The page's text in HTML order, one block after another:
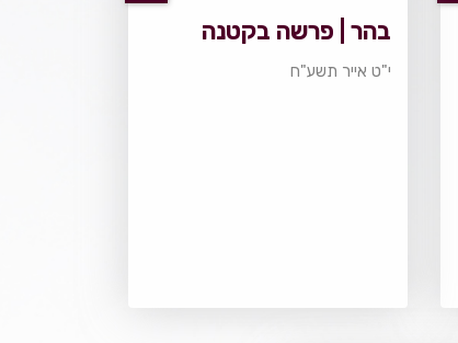
בהר | פרשה בקטנה
י"ט אייר תשע"ח